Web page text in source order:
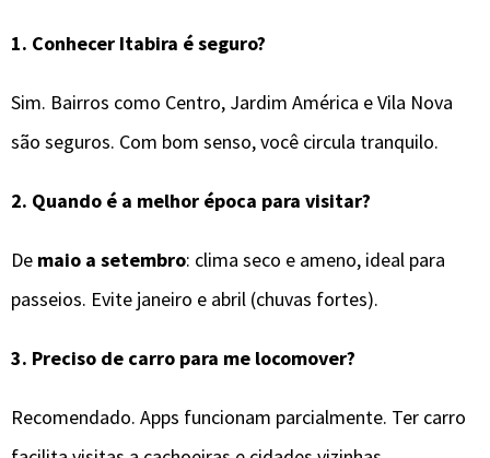
1. Conhecer Itabira é seguro?
Sim. Bairros como Centro, Jardim América e Vila Nova
são seguros. Com bom senso, você circula tranquilo.
2. Quando é a melhor época para visitar?
De maio a setembro: clima seco e ameno, ideal para
passeios. Evite janeiro e abril (chuvas fortes).
3. Preciso de carro para me locomover?
Recomendado. Apps funcionam parcialmente. Ter carro